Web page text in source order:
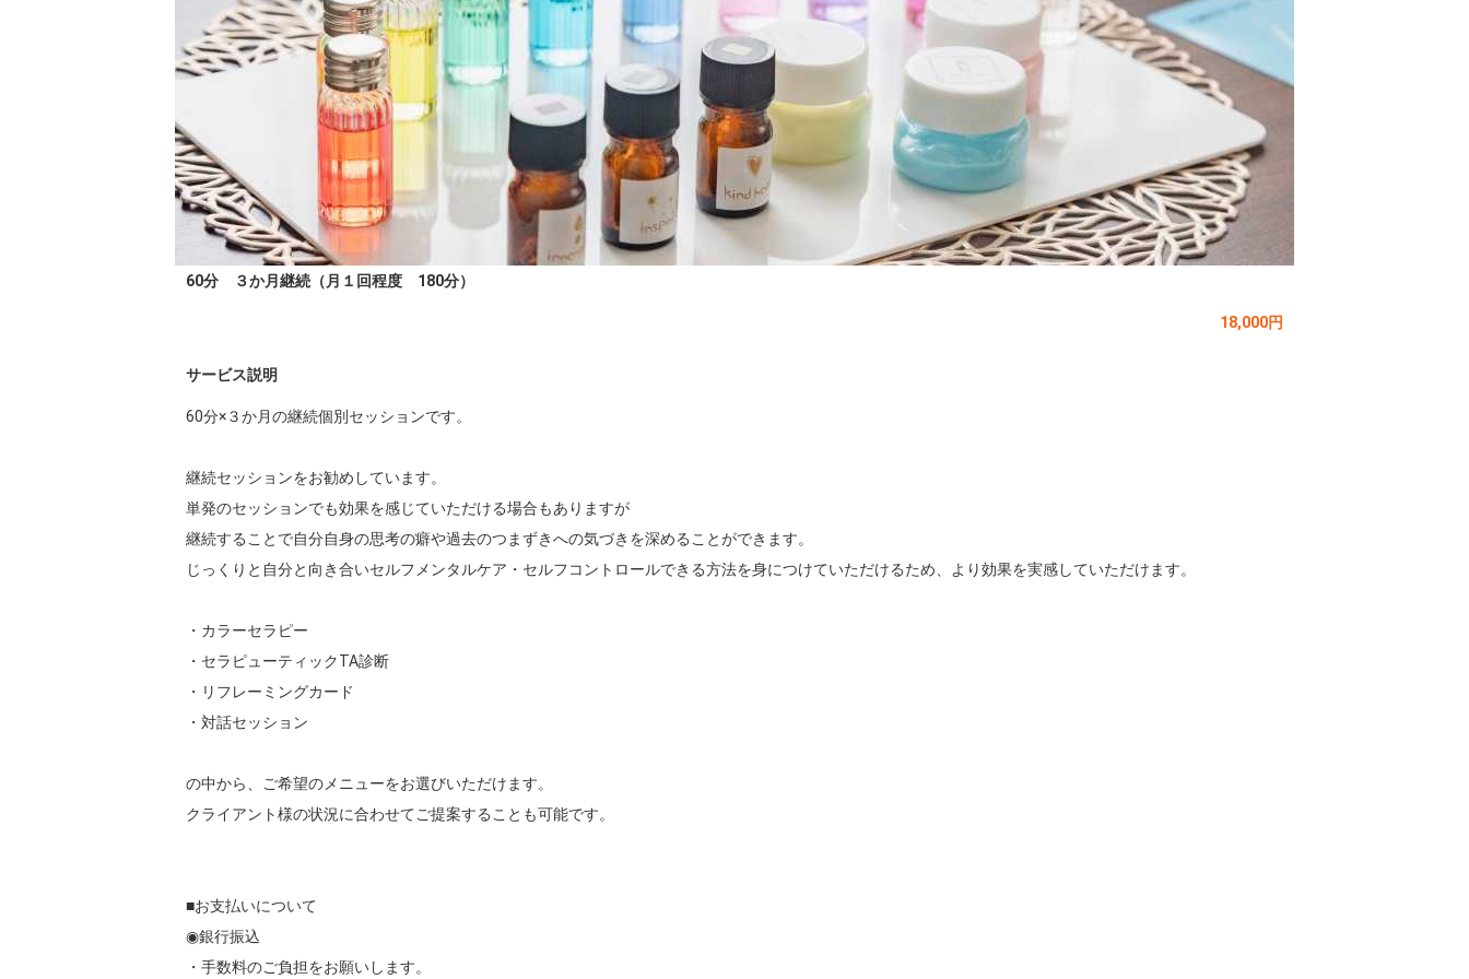
60分 ３か月継続（月１回程度 180分）
18,000円
サービス説明
60分×３か月の継続個別セッションです。
継続セッションをお勧めしています。
単発のセッションでも効果を感じていただける場合もありますが
継続することで自分自身の思考の癖や過去のつまずきへの気づきを深めることができます。
じっくりと自分と向き合いセルフメンタルケア・セルフコントロールできる方法を身につけていただけるため、より効果を実感していただけます。
・カラーセラピー
・セラピューティックTA診断
・リフレーミングカード
・対話セッション
の中から、ご希望のメニューをお選びいただけます。
クライアント様の状況に合わせてご提案することも可能です。
■お支払いについて
◉銀行振込
・手数料のご負担をお願いします。